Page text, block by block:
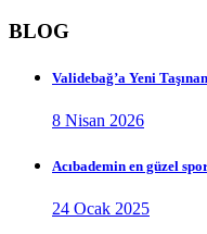
BLOG
Validebağ’a Yeni
8 Nisan 2026
Acıbademin en güzel
24 Ocak 2025